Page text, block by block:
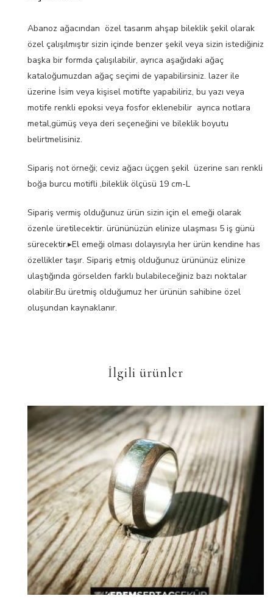
Abanoz ağacından özel tasarım ahşap bileklik şekil olarak
özel çalışılmıştır sizin içinde benzer şekil veya sizin istediğiniz
başka bir formda çalışılabilir, ayrıca aşağıdaki ağaç
kataloğumuzdan ağaç seçimi de yapabilirsiniz. lazer ile
üzerine İsim veya kişisel motifte yapabiliriz, bu yazı veya
motife renkli epoksi veya fosfor eklenebilir ayrıca notlara
metal,gümüş veya deri seçeneğini ve bileklik boyutu
belirtmelisiniz.
Sipariş not örneği; ceviz ağacı üçgen şekil üzerine sarı renkli
boğa burcu motifli ,bileklik ölçüsü 19 cm-L
Sipariş vermiş olduğunuz ürün sizin için el emeği olarak
özenle üretilecektir. ürününüzün elinize ulaşması 5 iş günü
sürecektir.▸El emeği olması dolayısıyla her ürün kendine has
özellikler taşır. Sipariş etmiş olduğunuz ürününüz elinize
ulaştığında görselden farklı bulabileceğiniz bazı noktalar
olabilir.Bu üretmiş olduğumuz her ürünün sahibine özel
oluşundan kaynaklanır.
İlgili ürünler